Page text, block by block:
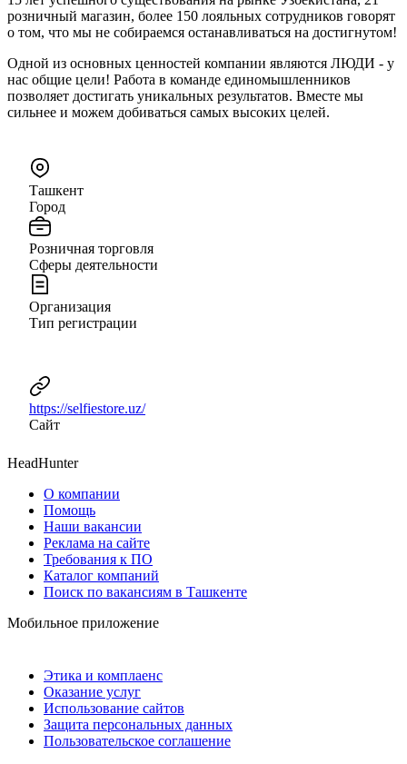
розничный магазин, более 150 лояльных сотрудников говорят
о том, что мы не собираемся останавливаться на достигнутом!
Одной из основных ценностей компании являются ЛЮДИ - у
нас общие цели! Работа в команде единомышленников
позволяет достигать уникальных результатов. Вместе мы
сильнее и можем добиваться самых высоких целей.
Ташкент
Город
Розничная торговля
Сферы деятельности
Организация
Тип регистрации
https://selfiestore.uz/
Сайт
HeadHunter
О компании
Помощь
Наши вакансии
Реклама на сайте
Требования к ПО
Каталог компаний
Поиск по вакансиям в Ташкенте
Мобильное приложение
Этика и комплаенс
Оказание услуг
Использование сайтов
Защита персональных данных
Пользовательское соглашение